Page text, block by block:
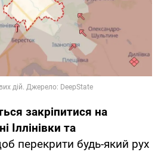
закріпитися на
Іллінівки та
перекрити будь-який рух